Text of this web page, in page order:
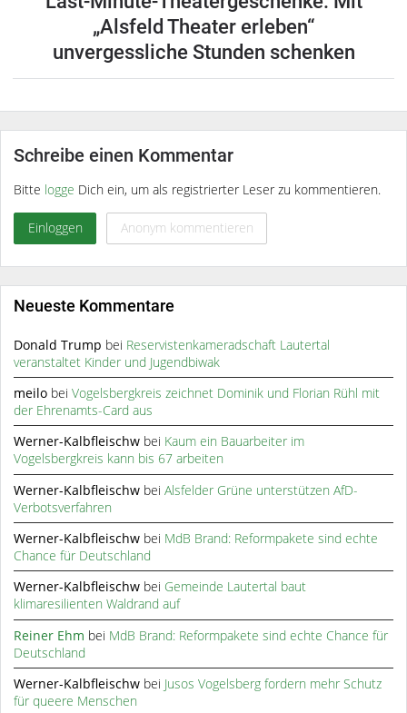
„Alsfeld Theater erleben“
unvergessliche Stunden schenken
Schreibe einen Kommentar
Bitte logge Dich ein, um als registrierter Leser zu kommentieren.
Einloggen Anonym kommentieren
Neueste Kommentare
Donald Trump bei Reservistenkameradschaft Lautertal
veranstaltet Kinder und Jugendbiwak
meilo beiVogelsbergkreis zeichnet Dominik und Florian Rühl mit
der Ehrenamts-Card aus
Werner-Kalbfleischw bei Kaum ein Bauarbeiter im
Vogelsbergkreis kann bis 67 arbeiten
Werner-Kalbfleischw beiAlsfelder Grüne unterstützen AfD-
Verbotsverfahren
Werner-Kalbfleischw bei MdB Brand: Reformpakete sind echte
Chance für Deutschland
Werner-Kalbfleischw bei Gemeinde Lautertal baut
klimaresilienten Waldrand auf
Reiner Ehm bei MdB Brand: Reformpakete sind echte Chance für
Deutschland
Werner-Kalbfleischw bei Jusos Vogelsberg fordern mehr Schutz
für queere Menschen